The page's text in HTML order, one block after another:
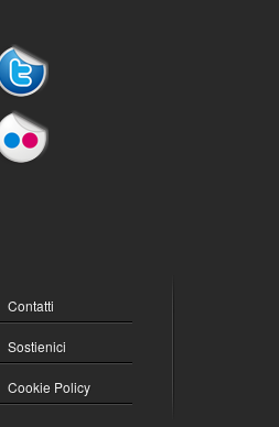
Contatti
Sostienici
Cookie Policy